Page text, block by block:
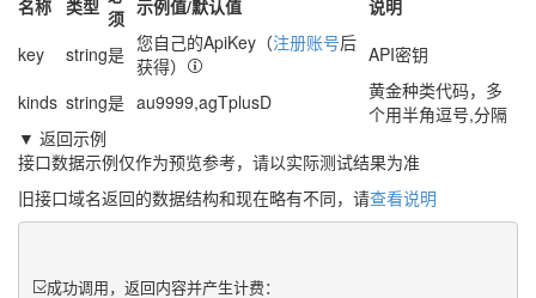
名称 类型 须 示例值/默认值
说明
key
string是 您自己的ApiKey（注册账号后
获得）
API密钥
kinds string是 au9999,agTplusD
黄金种类代码，多
个用半角逗号,分隔
▼ 返回示例
接口数据示例仅作为预览参考，请以实际测试结果为准
旧接口域名返回的数据结构和现在略有不同，请查看说明
成功调用，返回内容并产生计费：